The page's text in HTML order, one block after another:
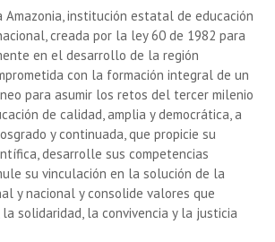
Amazonia, institución estatal de educación
creada por la ley 60 de 1982 para
en el desarrollo de la región
con la formación integral de un
para asumir los retos del tercer milenio
de calidad, amplia y democrática, a
y continuada, que propicie su
desarrolle sus competencias
su vinculación en la solución de la
y nacional y consolide valores que
solidaridad, la convivencia y la justicia